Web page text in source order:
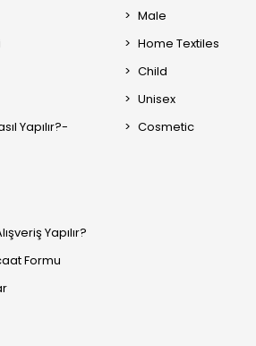
Yapılır?-
Yapılır?
Formu
Male
Home Textiles
Child
Unisex
Cosmetic